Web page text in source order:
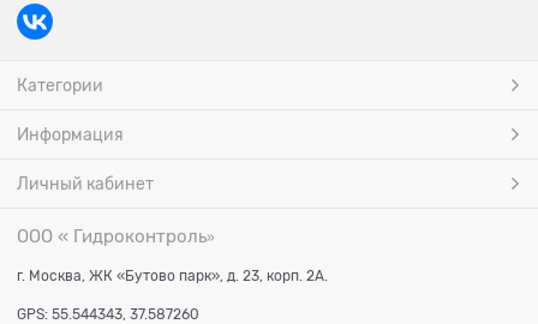
Категории
Информация
Личный кабинет
ООО « Гидроконтроль»
г. Москва, ЖК «Бутово парк», д. 23, корп. 2А.
GPS: 55.544343, 37.587260